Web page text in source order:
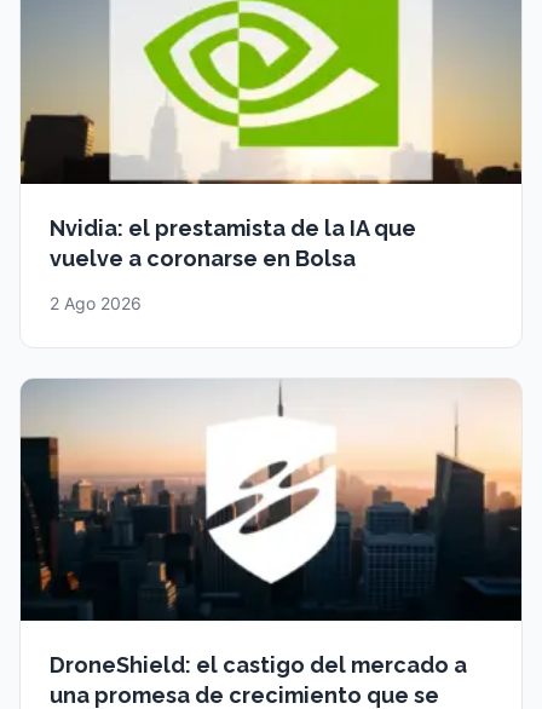
Nvidia: el prestamista de la IA que
vuelve a coronarse en Bolsa
2 Ago 2026
DroneShield: el castigo del mercado a
una promesa de crecimiento que se